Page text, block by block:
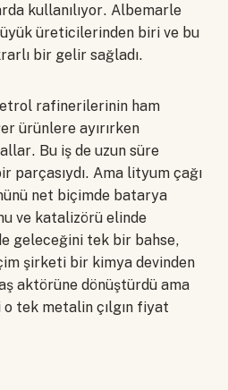
kullanılıyor. Albemarle
üreticilerinden biri ve bu
bir gelir sağladı.
rafinerilerinin ham
ürünlere ayırırken
Bu iş de uzun süre
parçasıydı. Ama lityum çağı
net biçimde batarya
ve katalizörü elinde
geleceğini tek bir bahse,
şirketi bir kimya devinden
aktörüne dönüştürdü ama
o tek metalin çılgın fiyat